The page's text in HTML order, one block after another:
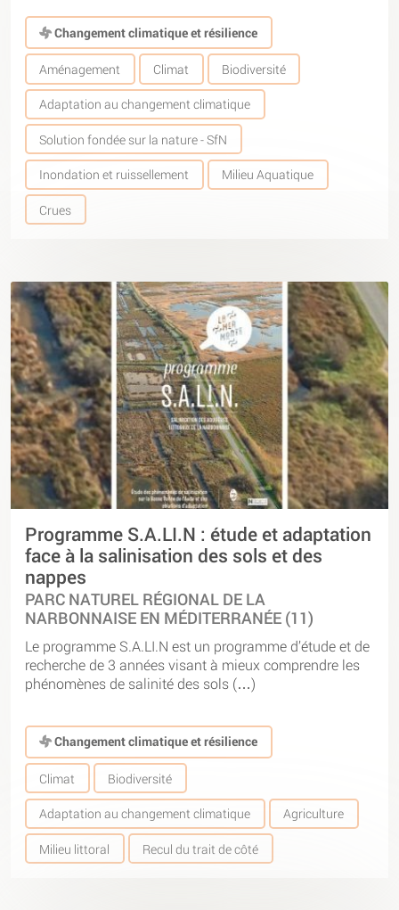
Changement climatique et résilience
Aménagement Climat Biodiversité
Adaptation au changement climatique
Solution fondée sur la nature - SfN
Inondation et ruissellement Milieu Aquatique
Crues
Programme S.A.LI.N : étude et adaptation
face à la salinisation des sols et des
nappes
PARC NATUREL RÉGIONAL DE LA
NARBONNAISE EN MÉDITERRANÉE (11)
Le programme S.A.LI.N est un programme d’étude et de
recherche de 3 années visant à mieux comprendre les
phénomènes de salinité des sols (…)
Changement climatique et résilience
Climat Biodiversité
Adaptation au changement climatique Agriculture
Milieu littoral Recul du trait de côté